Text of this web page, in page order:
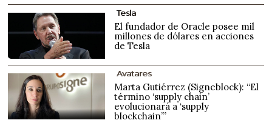
Tesla
El fundador de Oracle posee mil
millones de dólares en acciones
de Tesla
Avatares
Marta Gutiérrez (Signeblock): “El
término ‘supply chain’
evolucionará a ‘supply
blockchain’”